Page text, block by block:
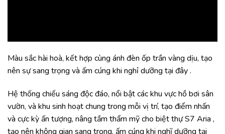
Màu sắc hài hoà, kết hợp cùng ánh đèn ốp trần vàng dịu, tạo
nên sự sang trọng và ấm cúng khi nghỉ dưỡng tại đây .
Hệ thống chiếu sáng độc đáo, nổi bật các khu vực hồ bơi sân
vườn, và khu sinh hoạt chung trong mỗi vị trí, tạo điểm nhấn
và cực kỳ ấn tượng, nâng tầm thẩm mỹ cho biệt thự S7 Aria ,
tạo nên không gian sang trọng, ấm cúng khi nghĩ dưỡng tại